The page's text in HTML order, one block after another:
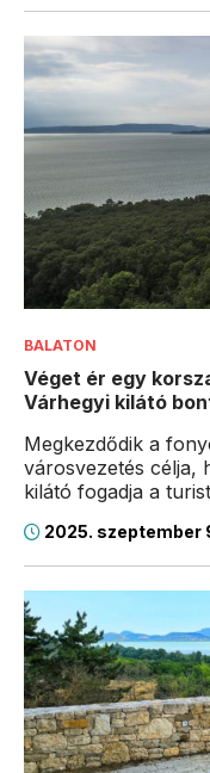
BALATON
Véget ér egy
Várhegyi kilátó
Megkezdődik a
városvezetés célja,
kilátó fogadja a
2025. szeptember